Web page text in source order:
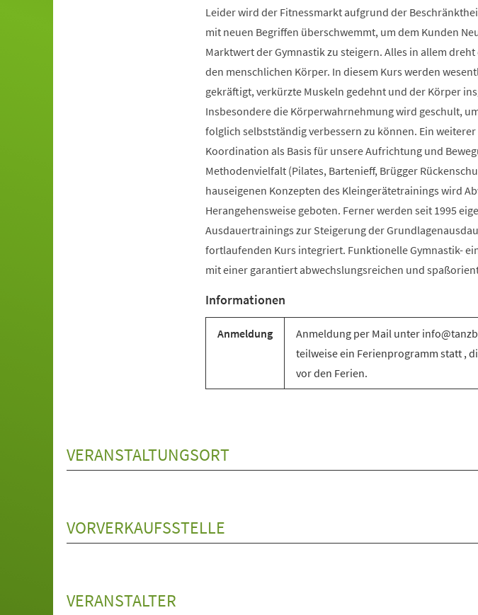
Leider wird der Fitnessmarkt aufgrund der
mit neuen Begriffen überschwemmt, um dem Kunden
Marktwert der Gymnastik zu steigern. Alles in allem
den menschlichen Körper. In diesem Kurs werden
gekräftigt, verkürzte Muskeln gedehnt und der Körper
Insbesondere die Körperwahrnehmung wird geschult,
folglich selbstständig verbessern zu können. Ein
Koordination als Basis für unsere Aufrichtung und
Methodenvielfalt (Pilates, Bartenieff, Brügger
hauseigenen Konzepten des Kleingerätetrainings wird
Herangehensweise geboten. Ferner werden seit 1995
Ausdauertrainings zur Steigerung der
fortlaufenden Kurs integriert. Funktionelle Gymnastik-
mit einer garantiert abwechslungsreichen und
Informationen
Anmeldung
Anmeldung per Mail unter
teilweise ein Ferienprogramm statt ,
vor den Ferien.
VERANSTALTUNGSORT
VORVERKAUFSSTELLE
VERANSTALTER